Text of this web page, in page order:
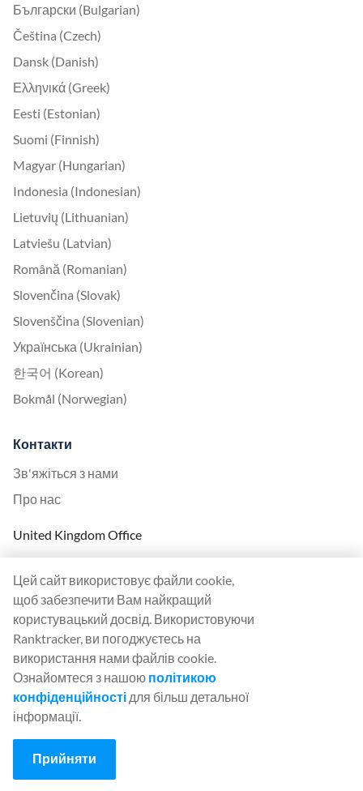
Български (Bulgarian)
Čeština (Czech)
Dansk (Danish)
Ελληνικά (Greek)
Eesti (Estonian)
Suomi (Finnish)
Magyar (Hungarian)
Indonesia (Indonesian)
Lietuvių (Lithuanian)
Latviešu (Latvian)
Română (Romanian)
Slovenčina (Slovak)
Slovenščina (Slovenian)
Українська (Ukrainian)
한국어 (Korean)
Bokmål (Norwegian)
Контакти
Зв'яжіться з нами
Про нас
United Kingdom Office
144A Clerkenwell Rd
London, EC1R 5DF
Company No: 08820809
felix@ranktracker.com
2015 -
Цей сайт використовує файли cookie,
щоб забезпечити Вам найкращий
користувацький досвід. Використовуючи
Ranktracker, ви погоджуєтесь на
використання нами файлів cookie.
Ознайомтеся з нашою політикою
конфіденційності для більш детальної
інформації.
Прийняти